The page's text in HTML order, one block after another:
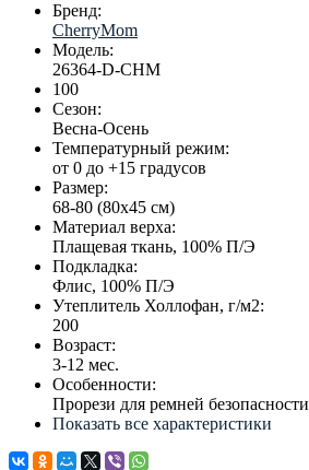
Бренд:
CherryMom
Модель:
26364-D-CHM
100
Сезон:
Весна-Осень
Температурный режим:
от 0 до +15 градусов
Размер:
68-80 (80х45 см)
Материал верха:
Плащевая ткань, 100% П/Э
Подкладка:
Флис, 100% П/Э
Утеплитель Холлофан, г/м2:
200
Возраст:
3-12 мес.
Особенности:
Прорези для ремней безопасности
Показать все характеристики